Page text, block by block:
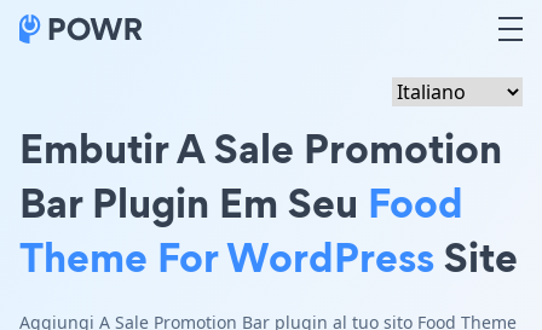
Embutir A Sale Promotion
Bar Plugin Em Seu Food
Theme For WordPressSite
Aggiungi A Sale Promotion Bar plugin al tuo sito Food Theme